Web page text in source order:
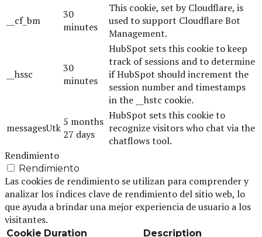
__cf_bm
30
minutes
This cookie, set by Cloudflare, is
used to support Cloudflare Bot
Management.
__hssc
30
minutes
HubSpot sets this cookie to keep
track of sessions and to determine
if HubSpot should increment the
session number and timestamps
in the __hstc cookie.
messagesUtk 5 months
27 days
HubSpot sets this cookie to
recognize visitors who chat via the
chatflows tool.
Rendimiento
Rendimiento
Las cookies de rendimiento se utilizan para comprender y
analizar los índices clave de rendimiento del sitio web, lo
que ayuda a brindar una mejor experiencia de usuario a los
visitantes.
Cookie Duration Description